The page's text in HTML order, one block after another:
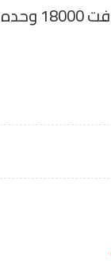
بارد